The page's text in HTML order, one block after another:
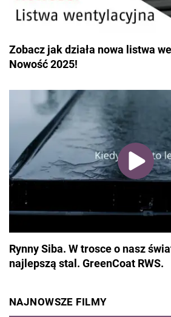
Zobacz jak działa nowa listwa
Nowość 2025!
Rynny Siba. W trosce o nasz
najlepszą stal. GreenCoat RWS.
NAJNOWSZE FILMY